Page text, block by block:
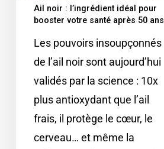
Ail noir : l’ingrédient idéal pour
booster votre santé après 50 ans
Les pouvoirs insoupçonnés
de l’ail noir sont aujourd’hui
validés par la science : 10x
plus antioxydant que l’ail
frais, il protège le cœur, le
cerveau… et même la